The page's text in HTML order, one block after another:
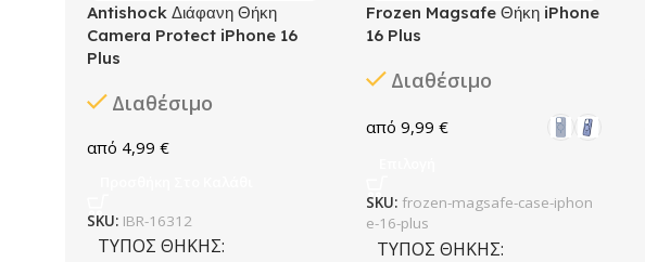
Antishock Διάφανη Θήκη
Camera Protect iPhone 16
Plus
Διαθέσιμο
4,99 €
SKU: IBR-16312
ΤΎΠΟΣ ΘΉΚΗΣ
Frozen Magsafe Θήκη iPhone
16 Plus
Διαθέσιμο
9,99 €
SKU: frozen-magsafe-case-iphon
e-16-plus
ΤΎΠΟΣ ΘΉΚΗΣ